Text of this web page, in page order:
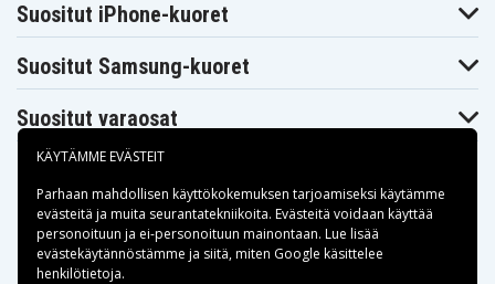
Suositut iPhone-kuoret
Suositut Samsung-kuoret
Suositut varaosat
Maksuvaihtoehdot
KÄYTÄMME EVÄSTEIT
Parhaan mahdollisen käyttökokemuksen tarjoamiseksi käytämme
evästeitä ja muita seurantatekniikoita. Evästeitä voidaan käyttää
personoituun ja ei-personoituun mainontaan. Lue lisää
evästekäytännöstämme ja siitä, miten Google käsittelee
henkilötietoja.